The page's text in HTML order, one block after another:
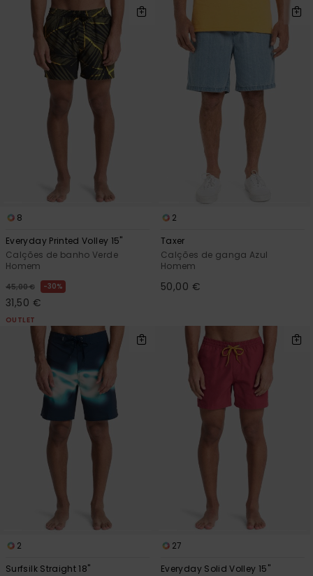
8
Everyday Printed Volley 15"
Calções de banho Verde
Homem
45,00 € 30%
31,50 €
OUTLET
2
Taxer
Calções de ganga Azul
Homem
50,00 €
2
Surfsilk Straight 18"
27
Everyday Solid Volley 15"